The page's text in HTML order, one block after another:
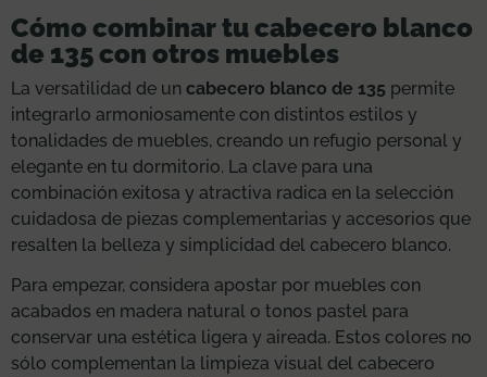
Cómo combinar tu cabecero blanco
de 135 con otros muebles
La versatilidad de un cabecero blanco de 135 permite
integrarlo armoniosamente con distintos estilos y
tonalidades de muebles, creando un refugio personal y
elegante en tu dormitorio. La clave para una
combinación exitosa y atractiva radica en la selección
cuidadosa de piezas complementarias y accesorios que
resalten la belleza y simplicidad del cabecero blanco.
Para empezar, considera apostar por muebles con
acabados en madera natural o tonos pastel para
conservar una estética ligera y aireada. Estos colores no
sólo complementan la limpieza visual del cabecero